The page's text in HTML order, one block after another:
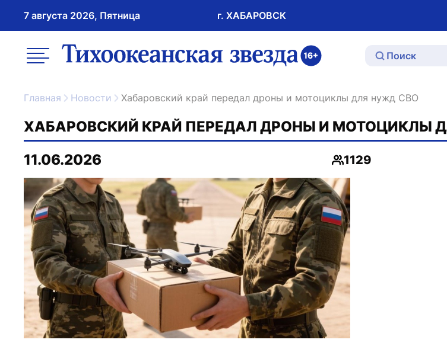
7 августа 2026, Пятница г. ХАБАРОВСК
меню ссылка на главную
Главная Новости Хабаровский край передал дроны и мотоциклы для нужд СВО
ХАБАРОВСКИЙ КРАЙ ПЕРЕДАЛ ДРОНЫ И МОТОЦИКЛЫ
11.06.2026
Просмотры
1129